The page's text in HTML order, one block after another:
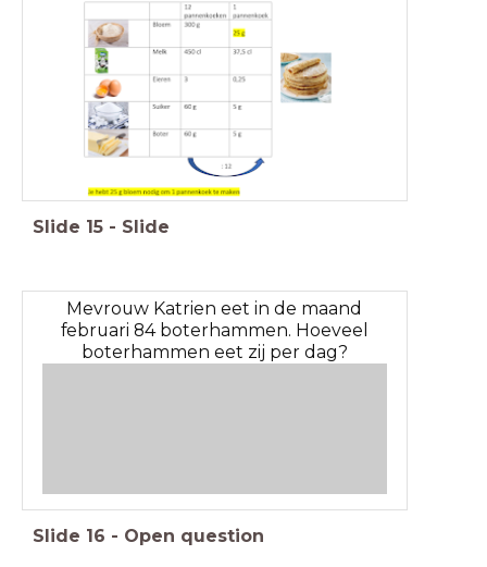
Slide 15 - Slide
Mevrouw Katrien eet in de maand
februari 84 boterhammen. Hoeveel
boterhammen eet zij per dag?
Slide 16 - Open question